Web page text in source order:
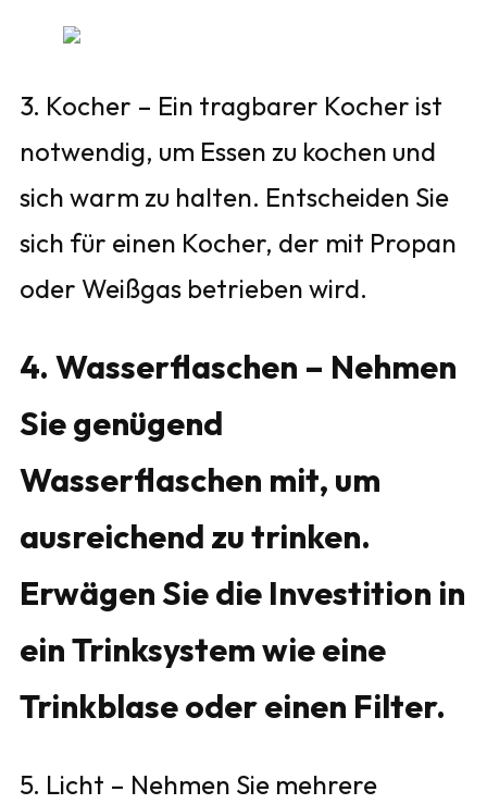
3. Kocher – Ein tragbarer Kocher ist
notwendig, um Essen zu kochen und
sich warm zu halten. Entscheiden Sie
sich für einen Kocher, der mit Propan
oder Weißgas betrieben wird.
4. Wasserflaschen – Nehmen
Sie genügend
Wasserflaschen mit, um
ausreichend zu trinken.
Erwägen Sie die Investition in
ein Trinksystem wie eine
Trinkblase oder einen Filter.
5. Licht – Nehmen Sie mehrere